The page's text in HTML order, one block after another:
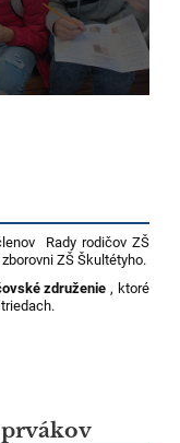
Rady rodičov ZŠ
ZŠ Škultétyho.
združenie , ktoré